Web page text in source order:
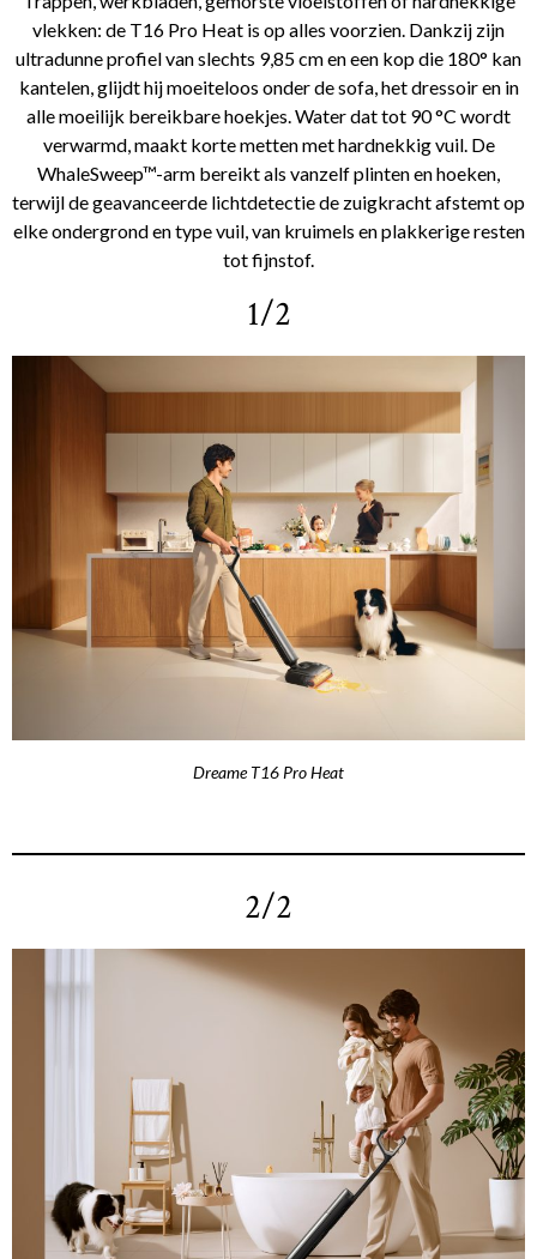
vlekken: de T16 Pro Heat is op alles voorzien. Dankzij zijn
ultradunne profiel van slechts 9,85 cm en een kop die 180° kan
kantelen, glijdt hij moeiteloos onder de sofa, het dressoir en in
alle moeilijk bereikbare hoekjes. Water dat tot 90 °C wordt
verwarmd, maakt korte metten met hardnekkig vuil. De
WhaleSweep™-arm bereikt als vanzelf plinten en hoeken,
terwijl de geavanceerde lichtdetectie de zuigkracht afstemt op
elke ondergrond en type vuil, van kruimels en plakkerige resten
tot fijnstof.
1/2
Dreame T16 Pro Heat
2/2